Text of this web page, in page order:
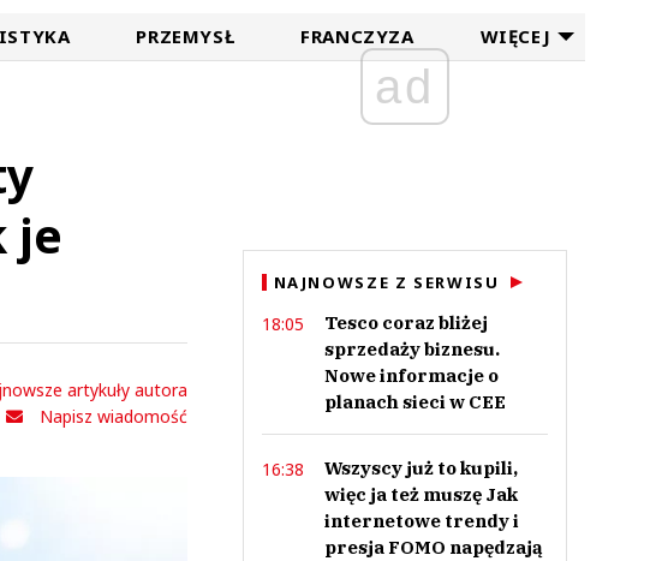
PRZEMYSŁ FRANCZYZA WIĘCEJ
je
artykuły autora
Napisz wiadomość
ad
NAJNOWSZE Z SERWISU
18:05
Tesco coraz bliżej
sprzedaży biznesu.
Nowe informacje o
planach sieci w CEE
16:38
Wszyscy już to kupili,
więc ja też muszę Jak
internetowe trendy i
presja FOMO napędzają